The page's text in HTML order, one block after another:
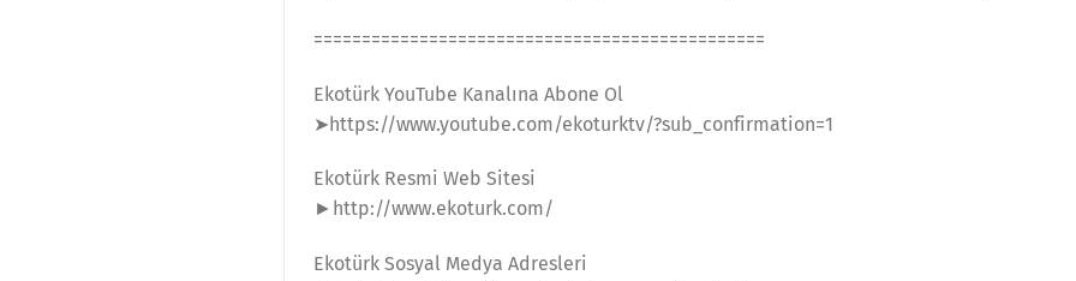
===============================================
Ekotürk YouTube Kanalına Abone Ol
➤https://www.youtube.com/ekoturktv/?sub_confirmation=1
Ekotürk Resmi Web Sitesi
►http://www.ekoturk.com/
Ekotürk Sosyal Medya Adresleri